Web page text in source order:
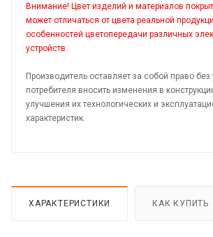
Внимание! Цвет изделий и материалов
может отличаться от цвета реальной
особенностей цветопередачи различных
устройств.
Производитель оставляет за собой право
потребителя вносить изменения в
улучшения их технологических и
характеристик.
ХАРАКТЕРИСТИКИ КАК КУПИТЬ